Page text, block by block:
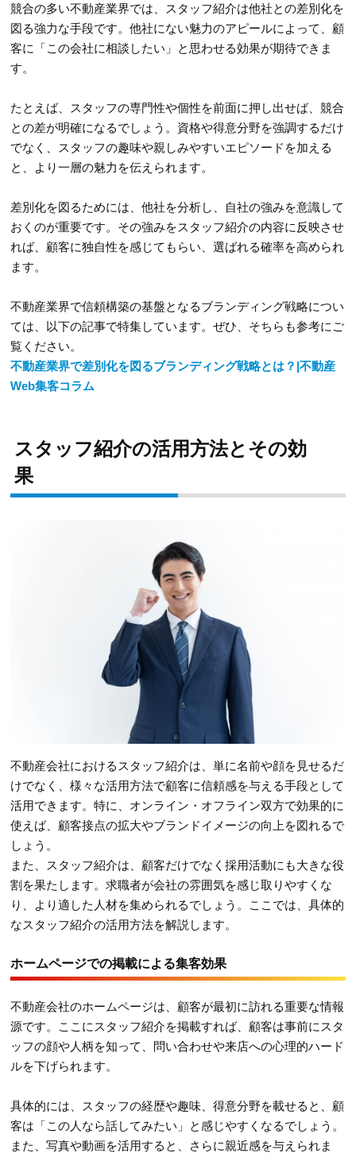
競合の多い不動産業界では、スタッフ紹介は他社との差別化を
図る強力な手段です。他社にない魅力のアピールによって、顧
客に「この会社に相談したい」と思わせる効果が期待できま
す。
たとえば、スタッフの専門性や個性を前面に押し出せば、競合
との差が明確になるでしょう。資格や得意分野を強調するだけ
でなく、スタッフの趣味や親しみやすいエピソードを加える
と、より一層の魅力を伝えられます。
差別化を図るためには、他社を分析し、自社の強みを意識して
おくのが重要です。その強みをスタッフ紹介の内容に反映させ
れば、顧客に独自性を感じてもらい、選ばれる確率を高められ
ます。
不動産業界で信頼構築の基盤となるブランディング戦略につい
ては、以下の記事で特集しています。ぜひ、そちらも参考にご
覧ください。
不動産業界で差別化を図るブランディング戦略とは？|不動産
Web集客コラム
スタッフ紹介の活用方法とその効
果
不動産会社におけるスタッフ紹介は、単に名前や顔を見せるだ
けでなく、様々な活用方法で顧客に信頼感を与える手段として
活用できます。特に、オンライン・オフライン双方で効果的に
使えば、顧客接点の拡大やブランドイメージの向上を図れるで
しょう。
また、スタッフ紹介は、顧客だけでなく採用活動にも大きな役
割を果たします。求職者が会社の雰囲気を感じ取りやすくな
り、より適した人材を集められるでしょう。ここでは、具体的
なスタッフ紹介の活用方法を解説します。
ホームページでの掲載による集客効果
不動産会社のホームページは、顧客が最初に訪れる重要な情報
源です。ここにスタッフ紹介を掲載すれば、顧客は事前にスタ
ッフの顔や人柄を知って、問い合わせや来店への心理的ハード
ルを下げられます。
具体的には、スタッフの経歴や趣味、得意分野を載せると、顧
客は「この人なら話してみたい」と感じやすくなるでしょう。
また、写真や動画を活用すると、さらに親近感を与えられま